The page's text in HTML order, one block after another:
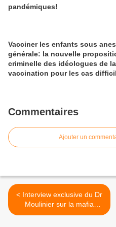
pandémiques!
Vacciner les enfants sous
générale: la nouvelle
criminelle des idéologues de la
vaccination pour les cas
Commentaires
Ajouter un
< Interview exclusive du Dr
Moulinier sur la mafia
médicale